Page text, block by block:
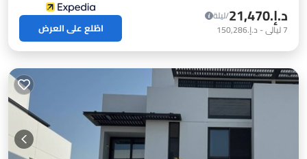
د.إ.‏21,470
/ليلة
7ليالي- د.إ.‏150,286 اطّلع على العرض